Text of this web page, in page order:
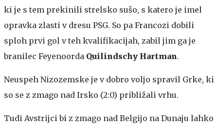
ki je s tem prekinili strelsko sušo, s katero je imel
opravka zlasti v dresu PSG. So pa Francozi dobili
sploh prvi gol v teh kvalifikacijah, zabil jim ga je
branilec Feyenoorda Quilindschy Hartman.
Neuspeh Nizozemske je v dobro voljo spravil Grke, ki
so se z zmago nad Irsko (2:0) približali vrhu.
Tudi Avstrijci bi z zmago nad Belgijo na Dunaju lahko